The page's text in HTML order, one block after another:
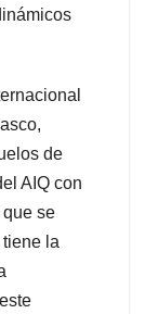
de
AIQ con
se
la